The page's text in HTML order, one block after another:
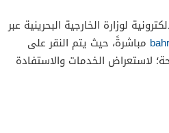
لوزارة الخارجية البحرينية عبر
مباشرةً، حيث يتم النقر على
لاستعراض الخدمات والاستفادة